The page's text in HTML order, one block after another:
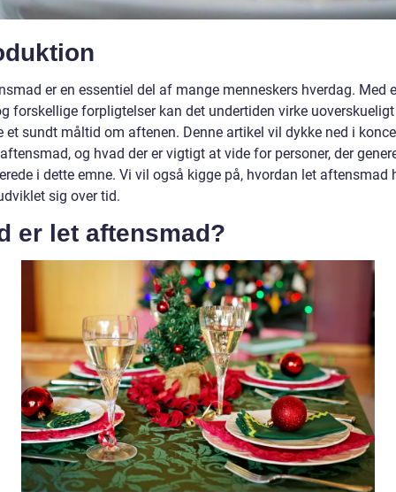
er en essentiel del af mange menneskers hverdag. Med
forskellige forpligtelser kan det undertiden virke
et sundt måltid om aftenen. Denne artikel vil dykke ned i
og hvad der er vigtigt at vide for personer, der
i dette emne. Vi vil også kigge på, hvordan let aftensmad
sig over tid.
er let aftensmad?